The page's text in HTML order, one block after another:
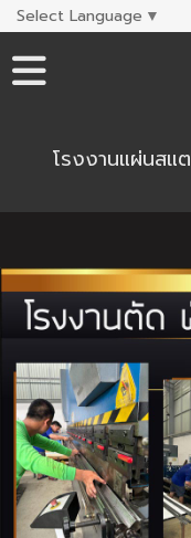
Select Language ▼
โรงงานแผ่นสแ